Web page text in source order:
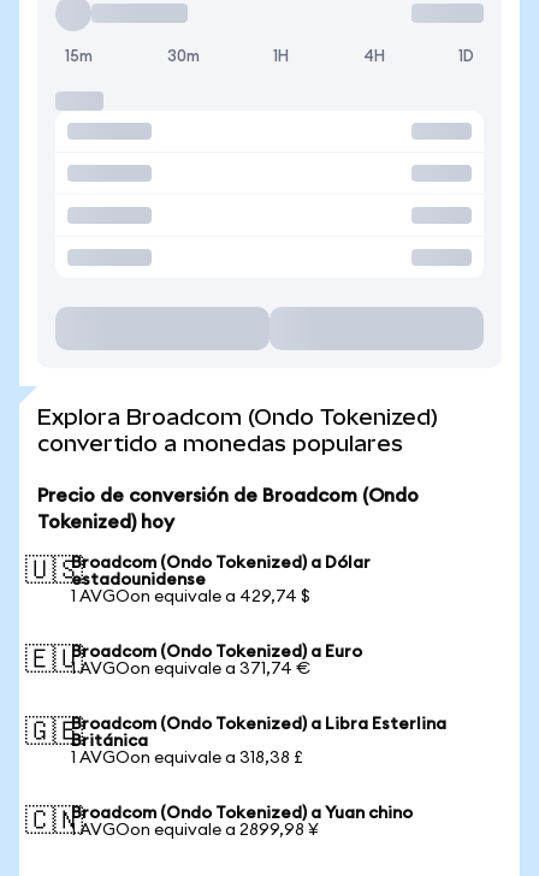
15m 30m 1H 4H 1D
Explora Broadcom (Ondo Tokenized)
convertido a monedas populares
Precio de conversión de Broadcom (Ondo
Tokenized) hoy
🇺🇸Broadcom (Ondo Tokenized) a Dólar
estadounidense
1 AVGOon equivale a 429,74 $
🇪🇺Broadcom (Ondo Tokenized) a Euro
1 AVGOon equivale a 371,74 €
🇬🇧Broadcom (Ondo Tokenized) a Libra Esterlina
Británica
1 AVGOon equivale a 318,38 £
🇨🇳Broadcom (Ondo Tokenized) a Yuan chino
1 AVGOon equivale a 2899,98 ¥